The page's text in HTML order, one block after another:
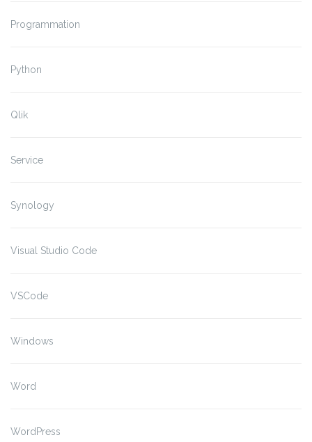
Programmation
Python
Qlik
Service
Synology
Visual Studio Code
VSCode
Windows
Word
WordPress